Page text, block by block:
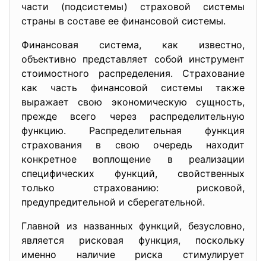
части (подсистемы) страховой системы
страны в составе ее финансовой системы.
Финансовая система, как известно,
объективно представляет собой инструмент
стоимостного распределения. Страхование
как часть финансовой системы также
выражает свою экономическую сущность,
прежде всего через распределительную
функцию. Распределительная функция
страхования в свою очередь находит
конкретное воплощение в реализации
специфических функций, свойственных
только страхованию: рисковой,
предупредительной и сберегательной.
Главной из названных функций, безусловно,
является рисковая функция, поскольку
именно наличие риска стимулирует